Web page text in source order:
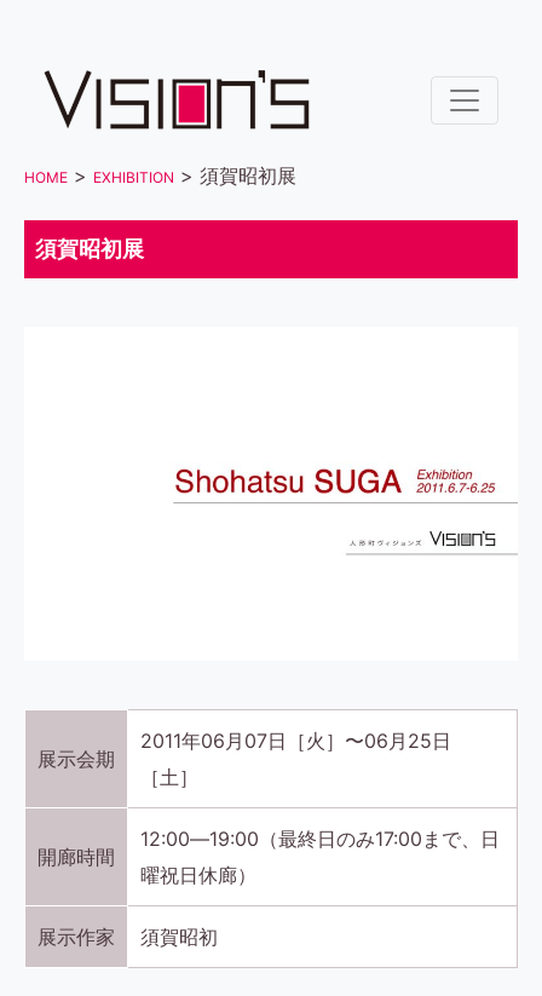
HOME > EXHIBITION > 須賀昭初展
須賀昭初展
展示会期
2011年06月07日［火］〜06月25日
［土］
開廊時間
12:00―19:00（最終日のみ17:00まで、日
曜祝日休廊）
展示作家 須賀昭初